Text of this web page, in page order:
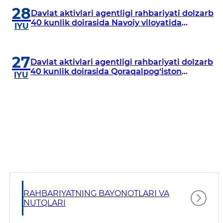
28
IYU
Davlat aktivlari agentligi rahbariyati dolzarb
40 kunlik doirasida Navoiy viloyatida
27
IYU
Davlat aktivlari agentligi rahbariyati dolzarb
40 kunlik doirasida Qoraqalpog‘iston
RAHBARIYATNING BAYONOTLARI VA
NUTQLARI